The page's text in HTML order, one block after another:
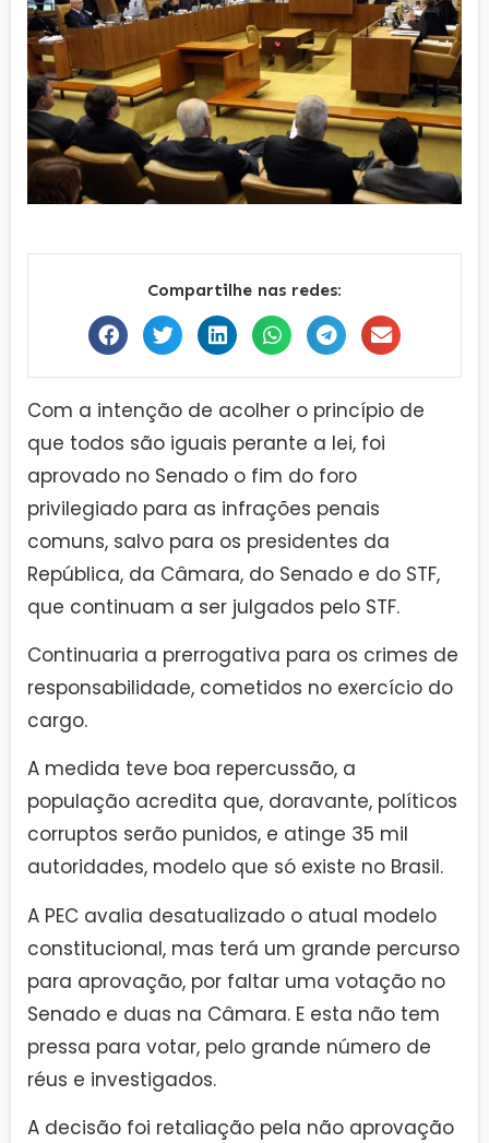
Compartilhe nas redes:
Com a intenção de acolher o princípio de
que todos são iguais perante a lei, foi
aprovado no Senado o fim do foro
privilegiado para as infrações penais
comuns, salvo para os presidentes da
República, da Câmara, do Senado e do STF,
que continuam a ser julgados pelo STF.
Continuaria a prerrogativa para os crimes de
responsabilidade, cometidos no exercício do
cargo.
A medida teve boa repercussão, a
população acredita que, doravante, políticos
corruptos serão punidos, e atinge 35 mil
autoridades, modelo que só existe no Brasil.
A PEC avalia desatualizado o atual modelo
constitucional, mas terá um grande percurso
para aprovação, por faltar uma votação no
Senado e duas na Câmara. E esta não tem
pressa para votar, pelo grande número de
réus e investigados.
A decisão foi retaliação pela não aprovação